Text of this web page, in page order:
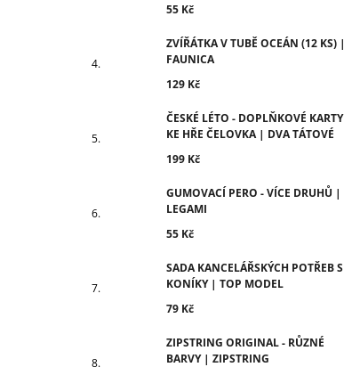
55 Kč
ZVÍŘÁTKA V TUBĚ OCEÁN (12 KS) |
FAUNICA
129 Kč
ČESKÉ LÉTO - DOPLŇKOVÉ KARTY
KE HŘE ČELOVKA | DVA TÁTOVÉ
199 Kč
GUMOVACÍ PERO - VÍCE DRUHŮ |
LEGAMI
55 Kč
SADA KANCELÁŘSKÝCH POTŘEB S
KONÍKY | TOP MODEL
79 Kč
ZIPSTRING ORIGINAL - RŮZNÉ
BARVY | ZIPSTRING